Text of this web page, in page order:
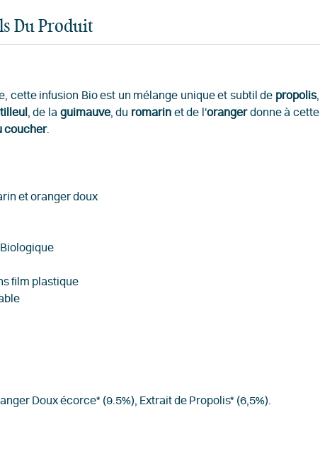
Du Produit
cette infusion Bio est un mélange unique et subtil de propolis,
tilleul , de la guimauve, du romarinet de l'orangerdonne à cette
coucher.
et oranger doux
film plastique
Doux écorce* (9.5%), Extrait de Propolis* (6,5%).